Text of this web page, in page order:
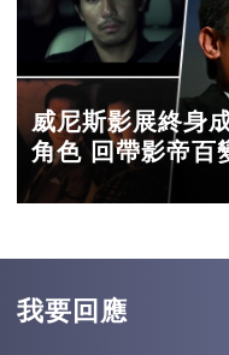
威尼斯影展終身
角色 回帶影帝百
我要回應